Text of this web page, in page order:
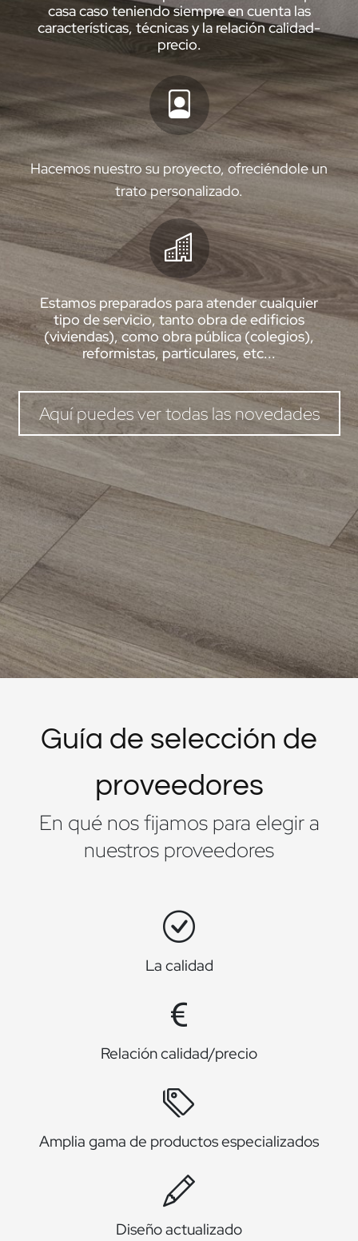
casa caso teniendo siempre en cuenta las
características, técnicas y la relación calidad-
precio.
Hacemos nuestro su proyecto, ofreciéndole un
trato personalizado.
Estamos preparados para atender cualquier
tipo de servicio, tanto obra de edificios
(viviendas), como obra pública (colegios),
reformistas, particulares, etc...
Aquí puedes ver todas las novedades
Guía de selección de
proveedores
En qué nos fijamos para elegir a
nuestros proveedores
La calidad
Relación calidad/precio
Amplia gama de productos especializados
Diseño actualizado